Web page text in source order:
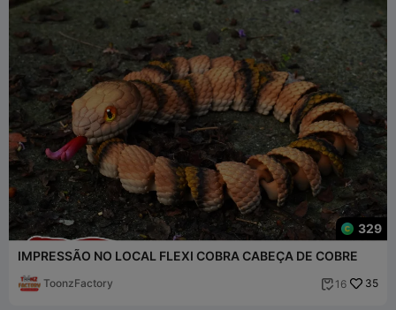
329
IMPRESSÃO NO LOCAL FLEXI COBRA CABEÇA DE COBRE
ToonzFactory  16 35